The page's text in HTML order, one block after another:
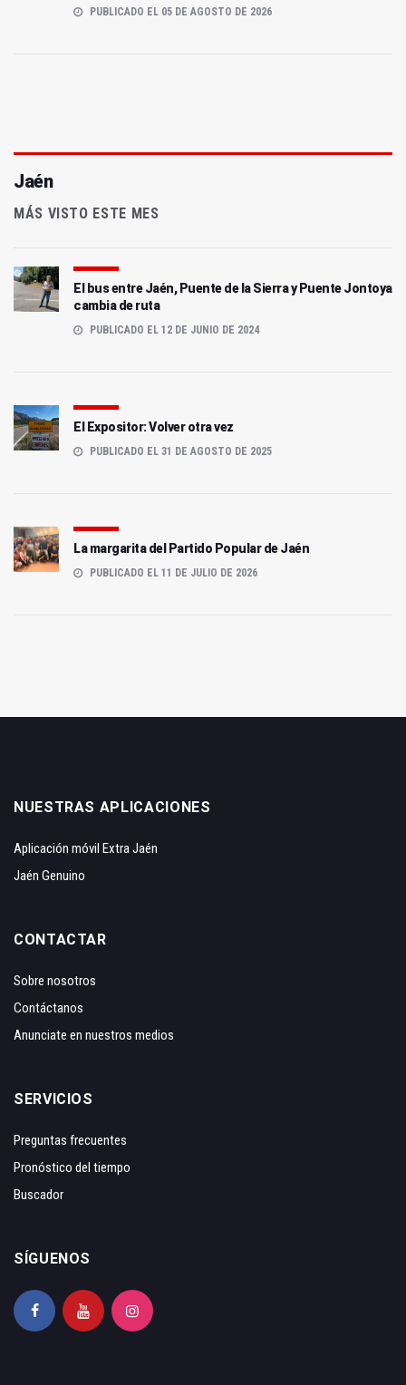
PUBLICADO EL 05 DE AGOSTO DE 2026
Jaén
MÁS VISTO ESTE MES
El bus entre Jaén, Puente de la Sierra y Puente Jontoya
cambia de ruta
PUBLICADO EL 12 DE JUNIO DE 2024
El Expositor: Volver otra vez
PUBLICADO EL 31 DE AGOSTO DE 2025
La margarita del Partido Popular de Jaén
PUBLICADO EL 11 DE JULIO DE 2026
NUESTRAS APLICACIONES
Aplicación móvil Extra Jaén
Jaén Genuino
CONTACTAR
Sobre nosotros
Contáctanos
Anunciate en nuestros medios
SERVICIOS
Preguntas frecuentes
Pronóstico del tiempo
Buscador
SÍGUENOS